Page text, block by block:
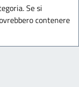
Se si
contenere